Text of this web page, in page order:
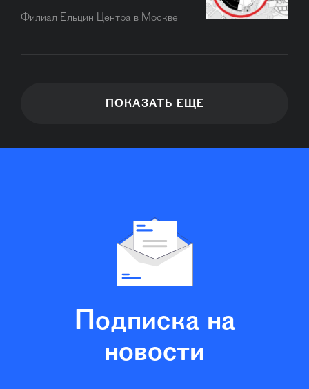
Филиал Ельцин Центра в Москве
ПОКАЗАТЬ ЕЩЕ
Подписка на
новости